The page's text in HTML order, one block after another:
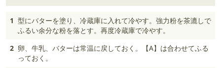
1 型にバターを塗り、冷蔵庫に入れて冷やす。強力粉を茶漉しで
ふるい余分な粉を落とす。再度冷蔵庫で冷やす。
2 卵、牛乳、バターは常温に戻しておく。【A】は合わせてふる
っておく。